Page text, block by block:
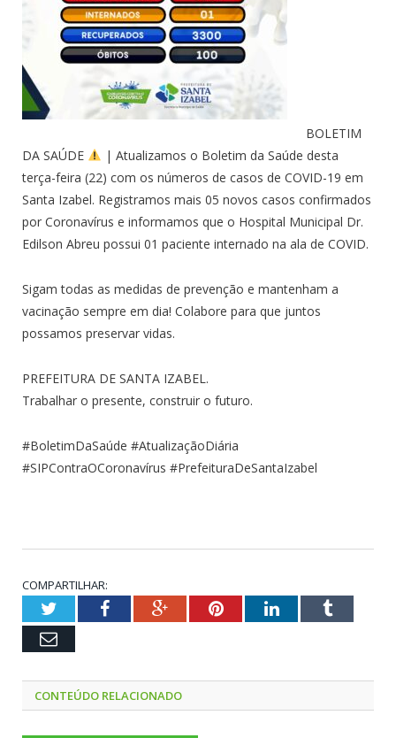
BOLETIM
DA SAÚDE
| Atualizamos o Boletim da Saúde desta
terça-feira (22) com os números de casos de COVID-19 em
Santa Izabel. Registramos mais 05 novos casos confirmados
por Coronavírus e informamos que o Hospital Municipal Dr.
Edilson Abreu possui 01 paciente internado na ala de COVID.
Sigam todas as medidas de prevenção e mantenham a
vacinação sempre em dia! Colabore para que juntos
possamos preservar vidas.
PREFEITURA DE SANTA IZABEL.
Trabalhar o presente, construir o futuro.
#BoletimDaSaúde #AtualizaçãoDiária
#SIPContraOCoronavírus #PrefeituraDeSantaIzabel
COMPARTILHAR:
TwitterFacebookGoogle+PinterestLinkedInTumblr
Email
CONTEÚDO RELACIONADO